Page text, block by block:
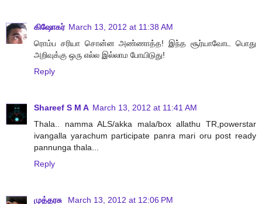
கிஷோகர் March 13, 2012 at 11:38 AM
ரொம்ப சரியா சொன்ன அண்ணாத்த! இந்த சூர்யாவோட பொது
அறிவுக்கு ஒரு எல்ல இல்லாம போயிடுது!
Reply
Shareef S M A March 13, 2012 at 11:41 AM
Thala.. namma ALS/akka mala/box allathu TR,powerstar
ivangalla yarachum participate panra mari oru post ready
pannunga thala...
Reply
முத்தரசு
March 13, 2012 at 12:06 PM